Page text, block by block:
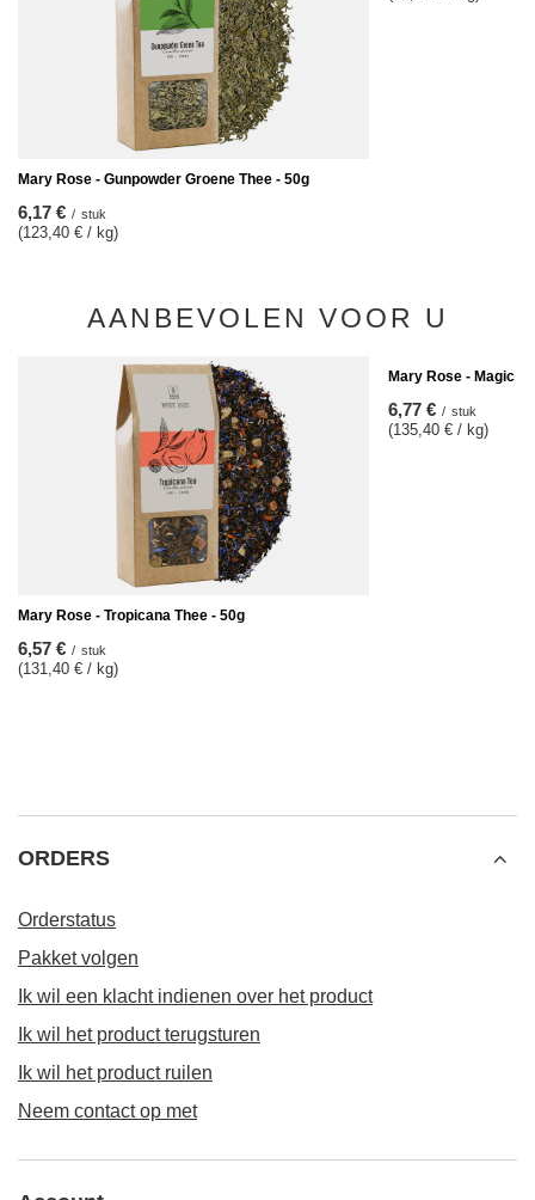
Mary Rose - Gunpowder Groene Thee - 50g
6,17 € / stuk
(123,40 € / kg)
AANBEVOLEN VOOR U
Mary Rose - Tropicana Thee - 50g
6,57 € / stuk
(131,40 € / kg)
Mary Rose - Magic
6,77 € / stuk
(135,40 € / kg)
ORDERS
Orderstatus
Pakket volgen
Ik wil een klacht indienen over het product
Ik wil het product terugsturen
Ik wil het product ruilen
Neem contact op met